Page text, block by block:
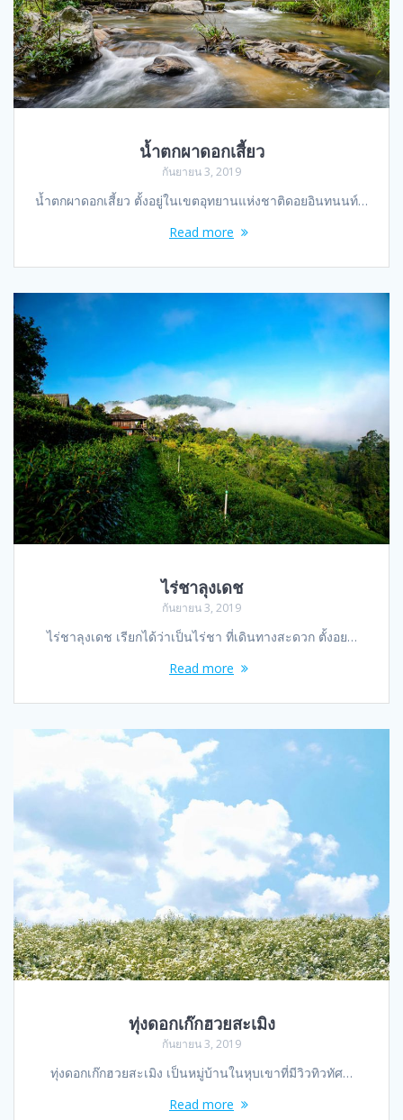
น้ำตกผาดอกเสี้ยว
กันยายน 3, 2019
น้ำตกผาดอกเสี้ยว ตั้งอยู่ในเขตอุทยานแห่งชาติดอยอินทนนท์…
Read more
ไร่ชาลุงเดช
กันยายน 3, 2019
ไร่ชาลุงเดช เรียกได้ว่าเป็นไร่ชา ที่เดินทางสะดวก ตั้งอย…
Read more
ทุ่งดอกเก๊กฮวยสะเมิง
กันยายน 3, 2019
ทุ่งดอกเก๊กฮวยสะเมิง เป็นหมู่บ้านในหุบเขาที่มีวิวทิวทัศ…
Read more